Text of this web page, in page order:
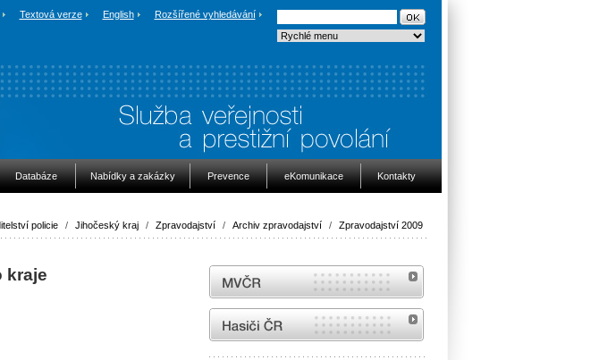
Textová verze English Rozšířené vyhledávání
Databáze Nabídky a zakázky Prevence eKomunikace Kontakty
policie / Jihočeský kraj / Zpravodajství / Archiv zpravodajství / Zpravodajství 2009
kraje MVČR
internetové stránky Hasiči ČR